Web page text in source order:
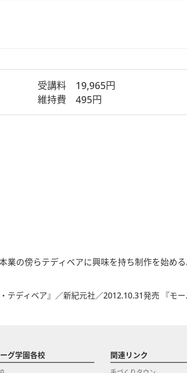
受講料 19,965円
維持費495円
の傍らテディベアに興味を持ち制作を始め
テディベア』／‎新紀元社／2012.10.31発売 『モ
グ学園各校 関連リンク